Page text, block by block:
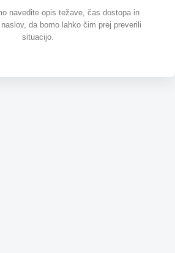
navedite opis težave, čas dostopa in
da bomo lahko čim prej preverili
situacijo.